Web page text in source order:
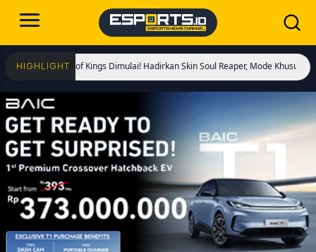
HIGHLIGHT
Honor of Kings Dimulai! Hadirkan Skin Soul Reaper, Mode Khusus, dan Event